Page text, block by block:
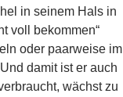
in seinem Hals in
voll bekommen“
oder paarweise im
damit ist er auch
wächst zu